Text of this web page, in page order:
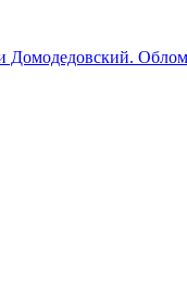
Домодедовский.